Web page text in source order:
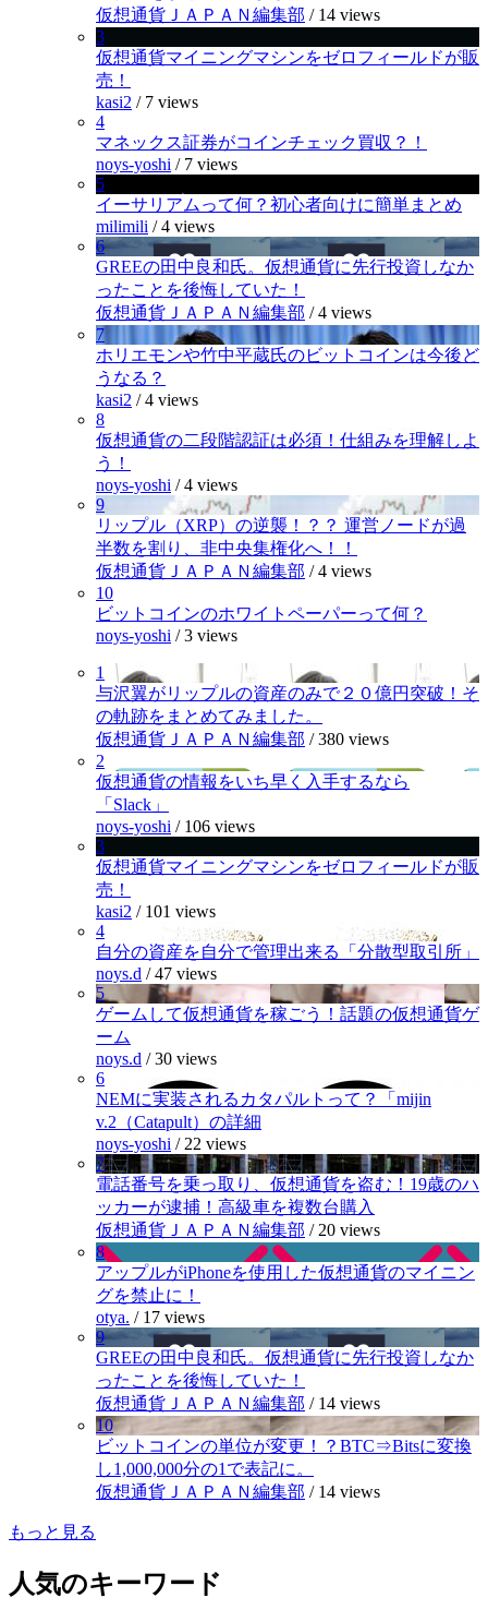
仮想通貨ＪＡＰＡＮ編集部 / 14 views
3
仮想通貨マイニングマシンをゼロフィールドが販
売！
kasi2 / 7 views
4
マネックス証券がコインチェック買収？！
noys-yoshi / 7 views
5
イーサリアムって何？初心者向けに簡単まとめ
milimili /4 views
6
GREEの田中良和氏。仮想通貨に先行投資しなか
ったことを後悔していた！
仮想通貨ＪＡＰＡＮ編集部 /4 views
7
ホリエモンや竹中平蔵氏のビットコインは今後ど
うなる？
kasi2 /4 views
8
仮想通貨の二段階認証は必須！仕組みを理解しよ
う！
noys-yoshi /4 views
9
リップル（XRP）の逆襲！？？ 運営ノードが過
半数を割り、非中央集権化へ！！
仮想通貨ＪＡＰＡＮ編集部 /4 views
10
ビットコインのホワイトペーパーって何？
noys-yoshi /3 views
1
与沢翼がリップルの資産のみで２０億円突破！そ
の軌跡をまとめてみました。
仮想通貨ＪＡＰＡＮ編集部 /380 views
2
仮想通貨の情報をいち早く入手するなら
「Slack」
noys-yoshi / 106 views
3
仮想通貨マイニングマシンをゼロフィールドが販
売！
kasi2 / 101 views
4
自分の資産を自分で管理出来る「分散型取引所」
noys.d /47 views
5
ゲームして仮想通貨を稼ごう！話題の仮想通貨ゲ
ーム
noys.d /30 views
6
NEMに実装されるカタパルトって？「mijin
v.2（Catapult）の詳細
noys-yoshi / 22 views
7
電話番号を乗っ取り、仮想通貨を盗む！19歳のハ
ッカーが逮捕！高級車を複数台購入
仮想通貨ＪＡＰＡＮ編集部 / 20 views
8
アップルがiPhoneを使用した仮想通貨のマイニン
グを禁止に！
otya. / 17 views
9
GREEの田中良和氏。仮想通貨に先行投資しなか
ったことを後悔していた！
仮想通貨ＪＡＰＡＮ編集部 / 14 views
10
ビットコインの単位が変更！？BTC⇒Bitsに変換
し1,000,000分の1で表記に。
仮想通貨ＪＡＰＡＮ編集部 / 14 views
もっと見る
人気のキーワード